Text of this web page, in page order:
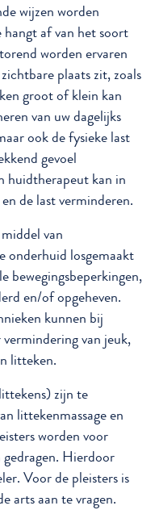
wijzen worden
hangt af van het soort
worden ervaren
plaats zit, zoals
groot of klein kan
van uw dagelijks
ook de fysieke last
gevoel
huidtherapeut kan in
de last verminderen.
van
onderhuid losgemaakt
bewegingsbeperkingen,
en/of opgeheven.
kunnen bij
van jeuk,
litteken.
zijn te
littekenmassage en
worden voor
Hierdoor
Voor de pleisters is
arts aan te vragen.